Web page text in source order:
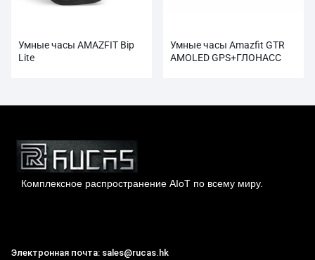
Умные часы AMAZFIT Bip
Lite
Умные часы Amazfit GTR
AMOLED GPS+ГЛОНАСС
Комплексное распространение AIoT по всему миру.
Электронная почта: sales@rucas.hk